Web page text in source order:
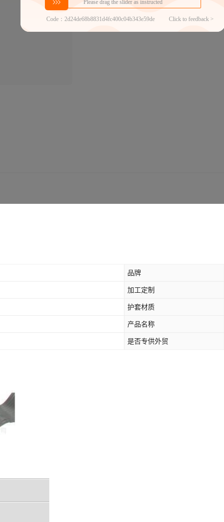
品牌
加工定制
护套材质
产品名称
是否专供外贸